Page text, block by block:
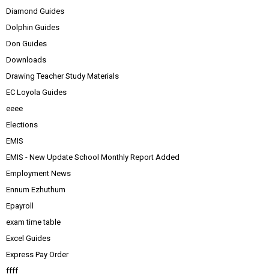
Diamond Guides
Dolphin Guides
Don Guides
Downloads
Drawing Teacher Study Materials
EC Loyola Guides
eeee
Elections
EMIS
EMIS - New Update School Monthly Report Added
Employment News
Ennum Ezhuthum
Epayroll
exam time table
Excel Guides
Express Pay Order
ffff